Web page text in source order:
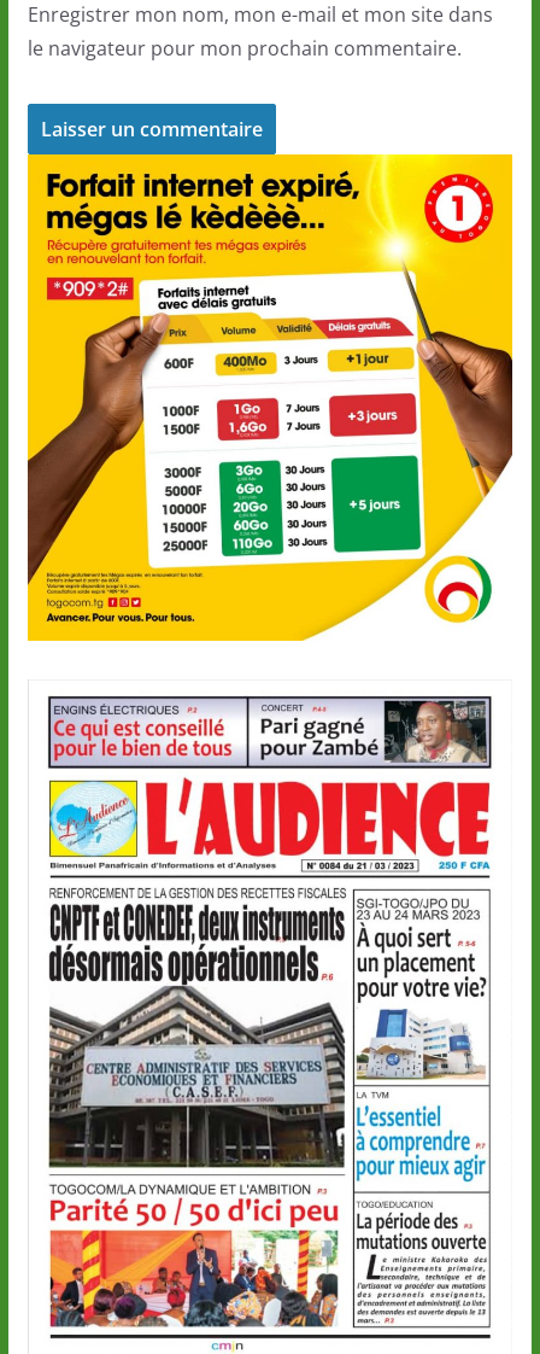
Enregistrer mon nom, mon e-mail et mon site dans
le navigateur pour mon prochain commentaire.